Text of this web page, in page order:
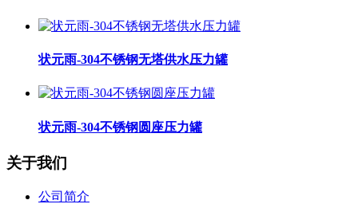
状元雨-304不锈钢无塔供水压力罐
状元雨-304不锈钢圆座压力罐
关于我们
公司简介